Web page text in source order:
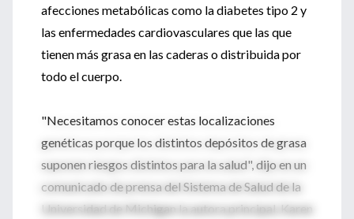
afecciones metabólicas como la diabetes tipo 2 y
las enfermedades cardiovasculares que las que
tienen más grasa en las caderas o distribuida por
todo el cuerpo.
"Necesitamos conocer estas localizaciones
genéticas porque los distintos depósitos de grasa
suponen riesgos distintos para la salud", dijo en un
comunicado de prensa del Sistema de Salud de la
Universidad de Michigan la autora principal, Karen